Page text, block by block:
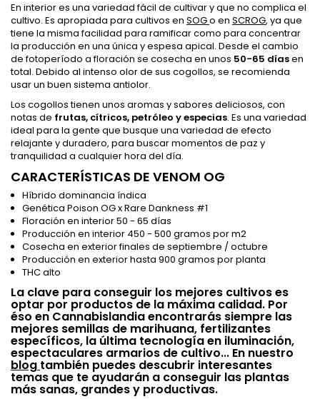
En interior es una variedad fácil de cultivar y que no complica el
cultivo. Es apropiada para cultivos en SOGo en SCROG, ya que
tiene la misma facilidad para ramificar como para concentrar
la producción en una única y espesa apical. Desde el cambio
de fotoperíodo a floración se cosecha en unos 50-65 díasen
total. Debido al intenso olor de sus cogollos, se recomienda
usar un buen sistema antiolor.
Los cogollos tienen unos aromas y sabores deliciosos, con
notas de frutas, cítricos, petróleo y especias. Es una variedad
ideal para la gente que busque una variedad de efecto
relajante y duradero, para buscar momentos de paz y
tranquilidad a cualquier hora del día.
CARACTERÍSTICAS DE VENOM OG
Híbrido dominancia índica
Genética Poison OG x Rare Dankness #1
Floración en interior 50 - 65 días
Producción en interior 450 - 500 gramos por m2
Cosecha en exterior finales de septiembre / octubre
Producción en exterior hasta 900 gramos por planta
THC alto
La clave para conseguir los mejores cultivos es
optar por productos de la máxima calidad. Por
éso en Cannabislandia encontrarás siempre las
mejores semillas de marihuana, fertilizantes
específicos, la última tecnología en iluminación,
espectaculares armarios de cultivo... En nuestro
blog también puedes descubrir interesantes
temas que te ayudarán a conseguir las plantas
más sanas, grandes y productivas.